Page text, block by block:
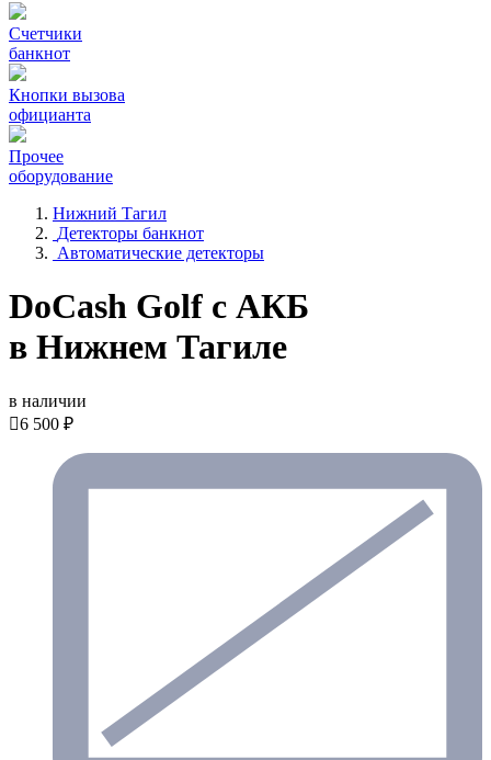
Счетчики
банкнот
Кнопки вызова
официанта
Прочее
оборудование
Нижний Тагил
Детекторы банкнот
Автоматические детекторы
DoCash Golf с АКБ
в Нижнем Тагиле
в наличии
6 500 ₽